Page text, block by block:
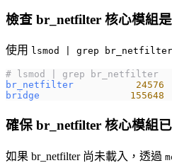
檢查 br_netfilter 核心模組
使用 lsmod | grep br_netfilter
# lsmod | grep br_netfilter
br_netfilter
           24576
bridge
                155648
確保 br_netfilter 核心模組
如果 br_netfilter 尚未載入，透過